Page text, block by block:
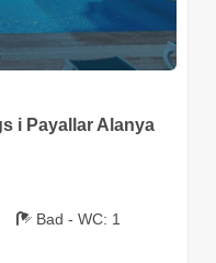
i Payallar Alanya
Bad - WC: 1